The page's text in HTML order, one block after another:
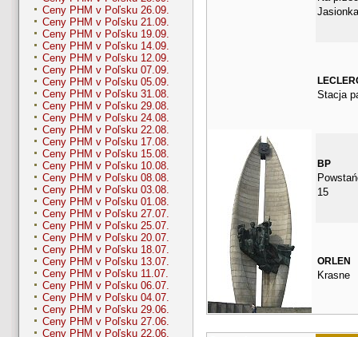
Ceny PHM v Poľsku 26.09.
Ceny PHM v Poľsku 21.09.
Ceny PHM v Poľsku 19.09.
Ceny PHM v Poľsku 14.09.
Ceny PHM v Poľsku 12.09.
Ceny PHM v Poľsku 07.09.
Ceny PHM v Poľsku 05.09.
Ceny PHM v Poľsku 31.08.
Ceny PHM v Poľsku 29.08.
Ceny PHM v Poľsku 24.08.
Ceny PHM v Poľsku 22.08.
Ceny PHM v Poľsku 17.08.
Ceny PHM v Poľsku 15.08.
Ceny PHM v Poľsku 10.08.
Ceny PHM v Poľsku 08.08.
Ceny PHM v Poľsku 03.08.
Ceny PHM v Poľsku 01.08.
Ceny PHM v Poľsku 27.07.
Ceny PHM v Poľsku 25.07.
Ceny PHM v Poľsku 20.07.
Ceny PHM v Poľsku 18.07.
Ceny PHM v Poľsku 13.07.
Ceny PHM v Poľsku 11.07.
Ceny PHM v Poľsku 06.07.
Ceny PHM v Poľsku 04.07.
Ceny PHM v Poľsku 29.06.
Ceny PHM v Poľsku 27.06.
Ceny PHM v Poľsku 22.06.
Jasionka
Stacja
BP
15
ORLEN
Krasne